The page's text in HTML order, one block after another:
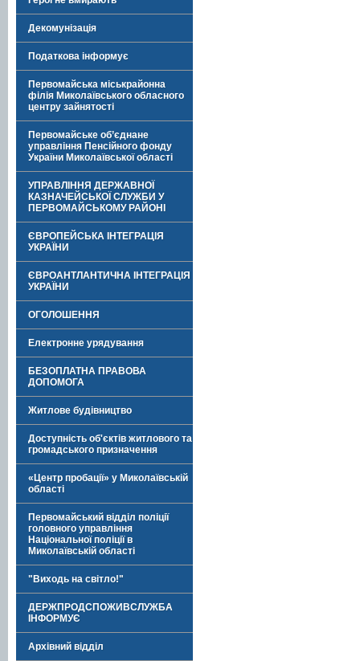
Декомунізація
Податкова інформує
Первомайська міськрайонна
філія Миколаївського обласного
центру зайнятості
Первомайське об’єднане
управління Пенсійного фонду
України Миколаївської області
УПРАВЛІННЯ ДЕРЖАВНОЇ
КАЗНАЧЕЙСЬКОЇ СЛУЖБИ У
ПЕРВОМАЙСЬКОМУ РАЙОНІ
ЄВРОПЕЙСЬКА ІНТЕГРАЦІЯ
УКРАЇНИ
ЄВРОАНТЛАНТИЧНА ІНТЕГРАЦІЯ
УКРАЇНИ
ОГОЛОШЕННЯ
Електронне урядування
БЕЗОПЛАТНА ПРАВОВА
ДОПОМОГА
Житлове будівництво
Доступність об'єктів житлового та
громадського призначення
«Центр пробації» у Миколаївській
області
Первомайський відділ поліції
головного управління
Національної поліції в
Миколаївській області
"Виходь на світло!"
ДЕРЖПРОДСПОЖИВСЛУЖБА
ІНФОРМУЄ
Архівний відділ